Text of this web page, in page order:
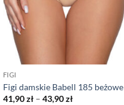
FIGI
Figi damskie Babell 185 beżowe
41,90zł – 43,90złZakres